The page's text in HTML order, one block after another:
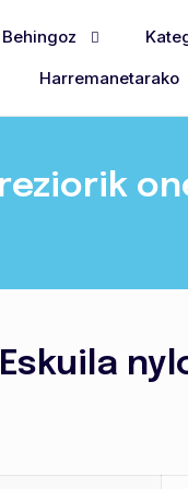
Behingoz
Harremanetarako
Eskuila